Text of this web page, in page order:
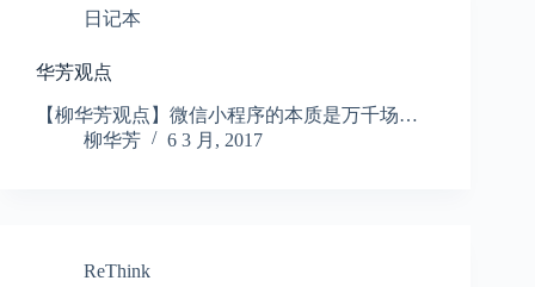
日记本
华芳观点
【柳华芳观点】微信小程序的本质是万千场…
柳华芳
6 3 月, 2017
ReThink